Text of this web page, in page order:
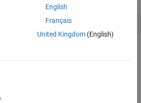
SS_UINT32);
English
Français
United Kingdom(English)